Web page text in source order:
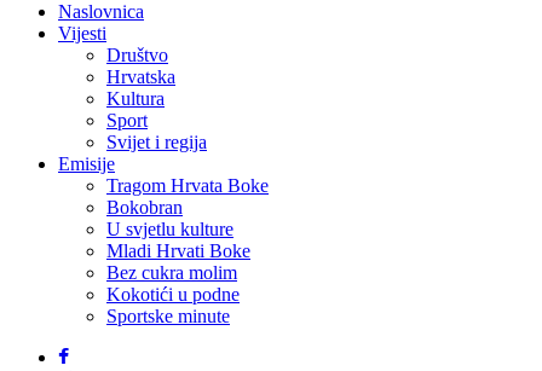
Naslovnica
Vijesti
Društvo
Hrvatska
Kultura
Sport
Svijet i regija
Emisije
Tragom Hrvata Boke
Bokobran
U svjetlu kulture
Mladi Hrvati Boke
Bez cukra molim
Kokotići u podne
Sportske minute